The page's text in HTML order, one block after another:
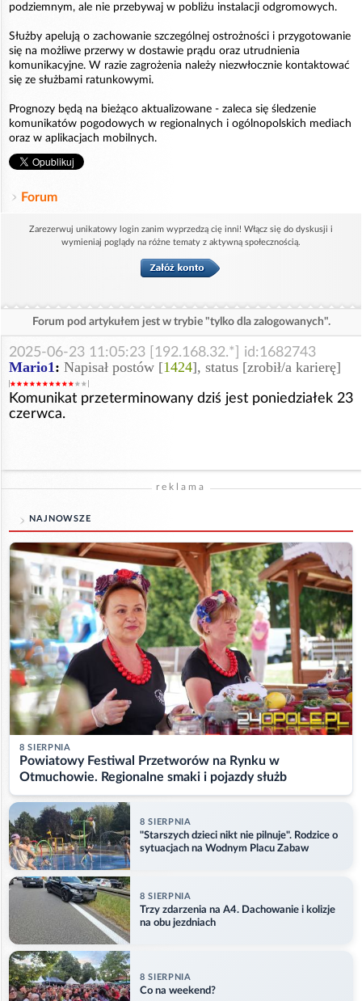
podziemnym, ale nie przebywaj w pobliżu instalacji odgromowych.
Służby apelują o zachowanie szczególnej ostrożności i przygotowanie
się na możliwe przerwy w dostawie prądu oraz utrudnienia
komunikacyjne. W razie zagrożenia należy niezwłocznie kontaktować
się ze służbami ratunkowymi.
Prognozy będą na bieżąco aktualizowane - zaleca się śledzenie
komunikatów pogodowych w regionalnych i ogólnopolskich mediach
oraz w aplikacjach mobilnych.
Forum
Zarezerwuj unikatowy login zanim wyprzedzą cię inni! Włącz się do dyskusji i
wymieniaj poglądy na różne tematy z aktywną społecznością.
Forum pod artykułem jest w trybie "tylko dla zalogowanych".
2025-06-23 11:05:23 [192.168.32.*] id:1682743
Mario1 : Napisał postów [1424], status [zrobił/a karierę]
Komunikat przeterminowany dziś jest poniedziałek 23
czerwca.
reklama
NAJNOWSZE
8 SIERPNIA
Powiatowy Festiwal Przetworów na Rynku w
Otmuchowie. Regionalne smaki i pojazdy służb
8 SIERPNIA
"Starszych dzieci nikt nie pilnuje". Rodzice o
sytuacjach na Wodnym Placu Zabaw
8 SIERPNIA
Trzy zdarzenia na A4. Dachowanie i kolizje
na obu jezdniach
8 SIERPNIA
Co na weekend?